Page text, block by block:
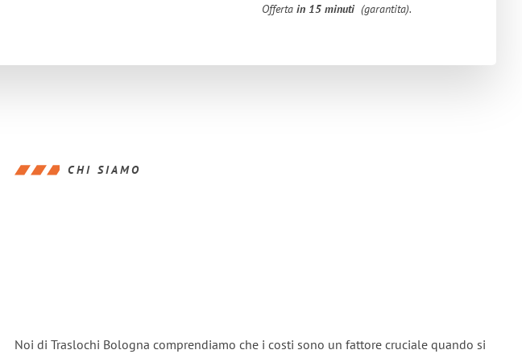
Offertain 15 minuti (garantita).
CHI SIAMO
Noi di Traslochi Bologna comprendiamo che i costi sono un fattore cruciale quando si